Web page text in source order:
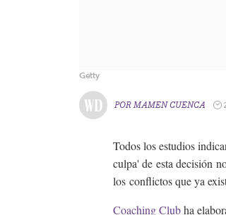
Getty
POR MAMEN CUENCA
Todos los estudios
culpa' de esta decisión
los conflictos que ya
Coaching Clubha